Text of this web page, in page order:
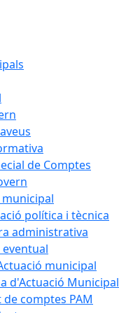
de Comptes
política i tècnica
administrativa
municipal
d'Actuació Municipal
comptes PAM